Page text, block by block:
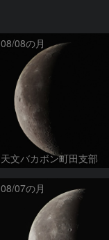
08/08の月
天文バカボン町田支部
08/07の月